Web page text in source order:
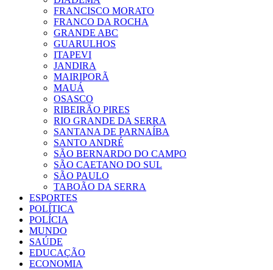
FRANCISCO MORATO
FRANCO DA ROCHA
GRANDE ABC
GUARULHOS
ITAPEVI
JANDIRA
MAIRIPORÃ
MAUÁ
OSASCO
RIBEIRÃO PIRES
RIO GRANDE DA SERRA
SANTANA DE PARNAÍBA
SANTO ANDRÉ
SÃO BERNARDO DO CAMPO
SÃO CAETANO DO SUL
SÃO PAULO
TABOÃO DA SERRA
ESPORTES
POLÍTICA
POLÍCIA
MUNDO
SAÚDE
EDUCAÇÃO
ECONOMIA